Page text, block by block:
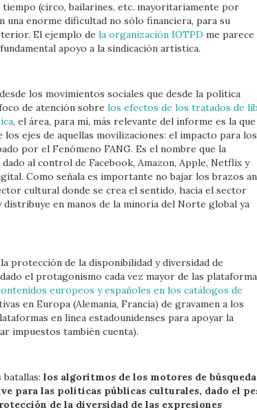
(circo, bailarines, etc. mayoritariamente por
una enorme dificultad no sólo financiera, para su
El ejemplo de la organización IOTPD me parece
apoyo a la sindicación artística.
los movimientos sociales que desde la política
de atención sobre los efectos de los tratados de
, el área, para mí, más relevante del informe es la que
ejes de aquellas movilizaciones: el impacto para los
por el Fenómeno FANG. Es el nombre que la
al control de Facebook, Amazon, Apple, Netflix y
Como señala es importante no bajar los brazos
cultural donde se crea el sentido, hacia el sector
en manos de la minoría del Norte global ya
protección de la disponibilidad y diversidad de
el protagonismo cada vez mayor de las
europeos y españoles en los catálogos de
en Europa (Alemania, Francia) de gravamen a los
en línea estadounidenses para apoyar la
impuestos también cuenta).
los algoritmos de los motores de búsqueda
para las políticas públicas culturales, dado el
de la diversidad de las expresiones